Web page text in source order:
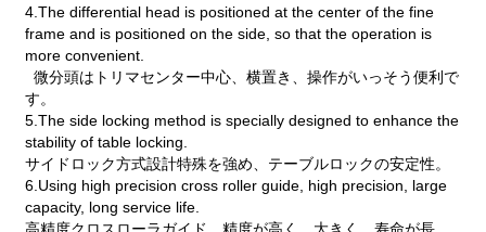
4.The differential head is positioned at the center of the fine
frame and is positioned on the side, so that the operation is
more convenient.
微分頭はトリマセンター中心、横置き、操作がいっそう便利で
す。
5.The side locking method is specially designed to enhance the
stability of table locking.
サイドロック方式設計特殊を強め、テーブルロックの安定性。
6.Using high precision cross roller guide, high precision, large
capacity, long service life.
高精度クロスローラガイド、精度が高く、大きく、寿命が長